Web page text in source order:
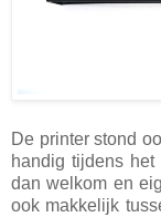
De printer stond
handig tijdens
dan welkom en
ook makkelijk